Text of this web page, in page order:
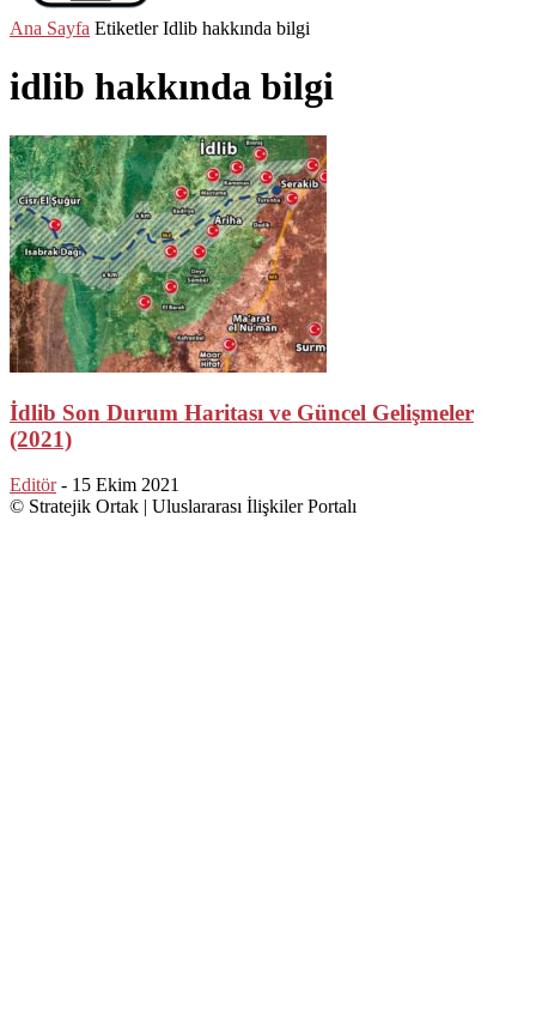
Ana Sayfa Etiketler Idlib hakkında bilgi
idlib hakkında bilgi
İdlib Son Durum Haritası ve Güncel Gelişmeler
(2021)
Editör - 15 Ekim 2021
© Stratejik Ortak | Uluslararası İlişkiler Portalı